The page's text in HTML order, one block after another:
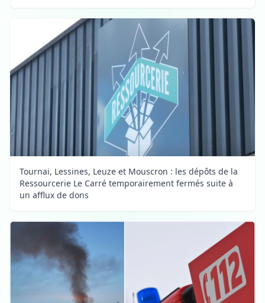
Tournai, Lessines, Leuze et Mouscron : les dépôts de la
Ressourcerie Le Carré temporairement fermés suite à
un afflux de dons